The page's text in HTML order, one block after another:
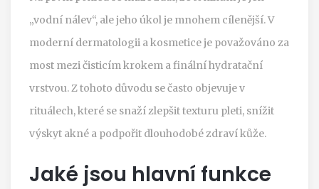
„vodní nálev“, ale jeho úkol je mnohem cílenější. V
moderní dermatologii a kosmetice je považováno za
most mezi čisticím krokem a finální hydratační
vrstvou. Z tohoto důvodu se často objevuje v
rituálech, které se snaží zlepšit texturu pleti, snížit
výskyt akné a podpořit dlouhodobé zdraví kůže.
Jaké jsou hlavní funkce